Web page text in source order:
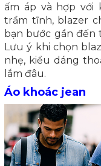
ấm áp và hợp với
trầm tĩnh, blazer
bạn bước gần đến
Lưu ý khi chọn
nhẹ, kiểu dáng
lắm đâu.
Áo khoác jean